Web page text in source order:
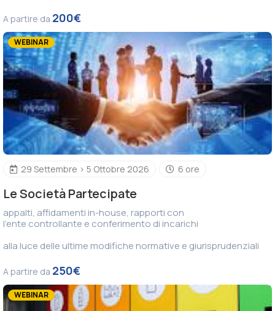
A partire da 200€
WEBINAR
29 Settembre > 5 Ottobre 2026 6 ore
Le Società Partecipate
appalti, affidamenti in-house, rapporti con
l'ente controllante e conferimento di incarichi
alla luce delle ultime modifiche normative e giurisprudenziali
A partire da 250€
WEBINAR